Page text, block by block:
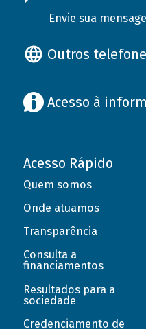
Envie sua
Outros
Acesso à
Acesso Rápido
Quem somos
Onde atuamos
Transparência
Consulta a
financiamentos
Resultados para a
sociedade
Credenciamento de